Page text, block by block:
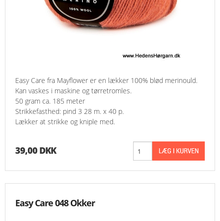
Easy Care fra Mayflower er en lækker 100% blød merinould.
Kan vaskes i maskine og tørretromles.
50 gram ca. 185 meter
Strikkefasthed: pind 3 28 m. x 40 p.
Lækker at strikke og kniple med.
39,00 DKK
Easy Care 048 Okker